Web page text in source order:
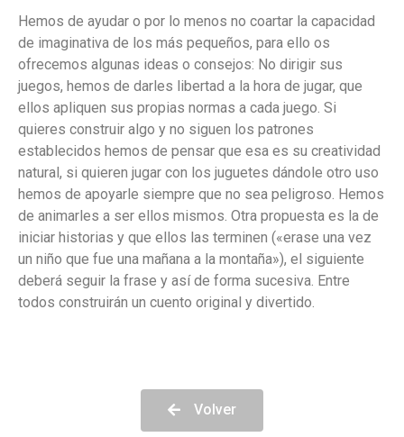
Hemos de ayudar o por lo menos no coartar la capacidad
de imaginativa de los más pequeños, para ello os
ofrecemos algunas ideas o consejos: No dirigir sus
juegos, hemos de darles libertad a la hora de jugar, que
ellos apliquen sus propias normas a cada juego. Si
quieres construir algo y no siguen los patrones
establecidos hemos de pensar que esa es su creatividad
natural, si quieren jugar con los juguetes dándole otro uso
hemos de apoyarle siempre que no sea peligroso. Hemos
de animarles a ser ellos mismos. Otra propuesta es la de
iniciar historias y que ellos las terminen («erase una vez
un niño que fue una mañana a la montaña»), el siguiente
deberá seguir la frase y así de forma sucesiva. Entre
todos construirán un cuento original y divertido.
Volver